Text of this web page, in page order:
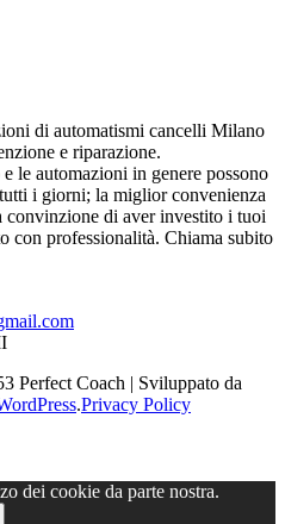
di automatismi cancelli Milano
e riparazione.
le automazioni in genere possono
i giorni; la miglior convenienza
convinzione di aver investito i tuoi
con professionalità. Chiama subito
Perfect Coach | Sviluppato da
.Privacy Policy
dei cookie da parte nostra.